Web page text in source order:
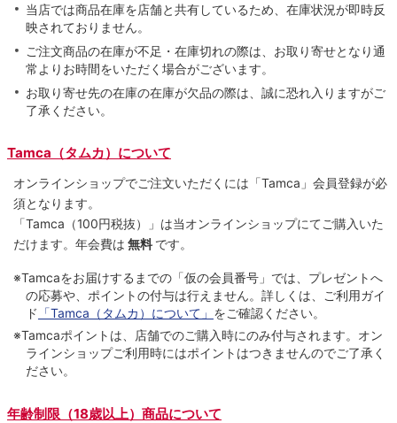
当店では商品在庫を店舗と共有しているため、在庫状況が即時反
映されておりません。
ご注文商品の在庫が不足・在庫切れの際は、お取り寄せとなり通
常よりお時間をいただく場合がございます。
お取り寄せ先の在庫の在庫が欠品の際は、誠に恐れ入りますがご
了承ください。
Tamca（タムカ）について
オンラインショップでご注⽂いただくには「Tamca」会員登録が必
須となります。
「Tamca （100円税抜）
」は当オンラインショップにてご購⼊いた
だけます。 年会費は 無料 です。
※Tamcaをお届けするまでの「仮の会員番号」では、プレゼントへ
の応募や、ポイントの付与は⾏えません。詳しくは、ご利⽤ガイ
ド 「Tamca（タムカ）について」 をご確認ください。
※Tamcaポイントは、店舗でのご購⼊時にのみ付与されます。オン
ラインショップご利用時にはポイントはつきませんのでご了承く
ださい。
年齢制限（18歳以上）商品について